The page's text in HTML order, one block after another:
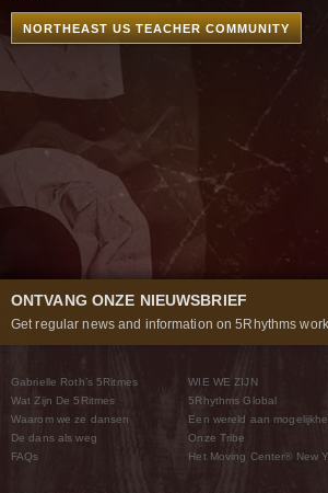
NORTHEAST US TEACHER COMMUNITY
ONTVANG ONZE NIEUWSBRIEF
Get regular news and information on 5Rhythms
Gabrielle Roth’s 5Ritmes
Wat Zijn De 5Ritmes
Waarom we ze dansen
De dans als weg
FAQs
WIE WE ZIJN
5Rhythms Global
Een wereld aan
Onze Tribe
Het Moving Center® New